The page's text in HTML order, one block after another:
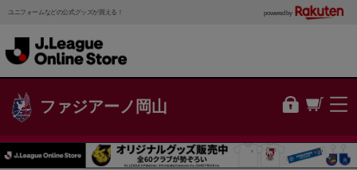
ユニフォームなどの公式グッズが買える！ powered by
ファジアーノ岡山